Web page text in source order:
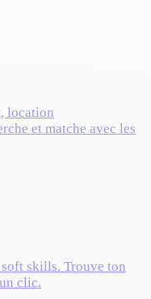
location
et matche avec les
skills. Trouve ton
clic.